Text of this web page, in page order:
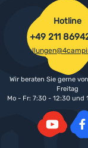
Hotline
+49 211
Wir beraten Sie gerne
Freitag
Mo - Fr: 7:30 - 12:30 und